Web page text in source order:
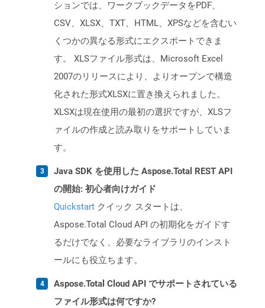
ションでは、ワークブックデータをPDF、
CSV、XLSX、TXT、HTML、XPSなどを含むい
くつかの異なる形式にエクスポートできま
す。 XLSファイル形式は、Microsoft Excel
2007のリリースにより、よりオープンで構造
化された形式XLSXに置き換えられました。
XLSXは現在使用の最初の選択ですが、XLSフ
ァイルの作成と読み取りをサポートしていま
す。
Java SDK を使用した Aspose.Total REST API
の開始: 初心者向けガイド
Quickstart クイック スタートは、
Aspose.Total Cloud API の初期化をガイドす
るだけでなく、必要なライブラリのインスト
ールにも役立ちます。
Aspose.Total Cloud API でサポートされている
ファイル形式は何ですか?